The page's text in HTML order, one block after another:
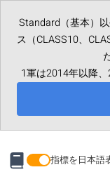
Standard（基本）
ス（CLASS10、
1軍は2014年以降
指標を日本語